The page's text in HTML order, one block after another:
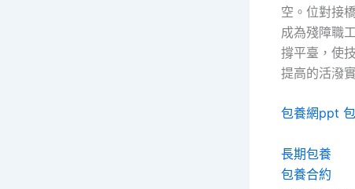
空。位對接
成為殘障職
撐平臺，使
提高的活潑
包養網ppt
長期包養
包養合約